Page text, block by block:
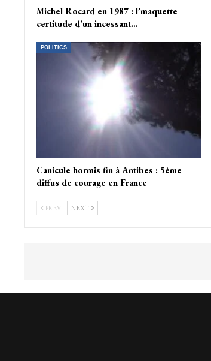
Michel Rocard en 1987 : l’maquette
certitude d’un incessant…
POLITICS
Canicule hormis fin à Antibes : 5ème
diffus de courage en France
PREV NEXT